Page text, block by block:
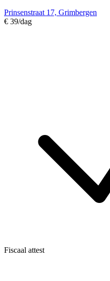
Prinsenstraat 17, Grimbergen
€ 39/dag
Fiscaal attest